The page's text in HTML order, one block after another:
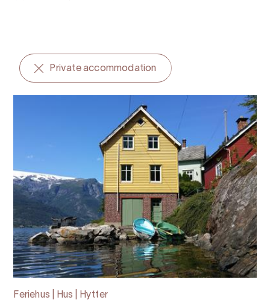
Private accommodation
Feriehus | Hus | Hytter